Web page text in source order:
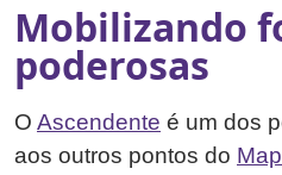
Mobilizando
poderosas
O Ascendente é um dos
aos outros pontos do